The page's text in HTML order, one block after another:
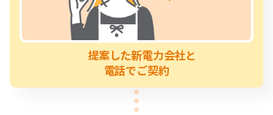
提案した新電力会社と
電話でご契約